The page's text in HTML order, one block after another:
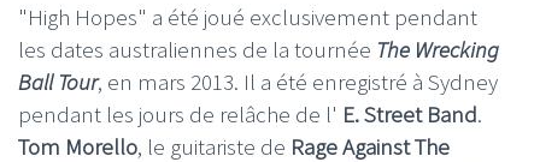
"High Hopes" a été joué exclusivement pendant
les dates australiennes de la tournée The Wrecking
Ball Tour, en mars 2013. Il a été enregistré à Sydney
pendant les jours de relâche de l' E. Street Band.
Tom Morello, le guitariste de Rage Against The